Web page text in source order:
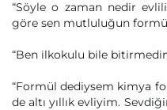
“Söyle o zaman nedir
göre sen mutluluğun
“Ben ilkokulu bile
“Formül dediysem kimya
de altı yıllık evliyim.